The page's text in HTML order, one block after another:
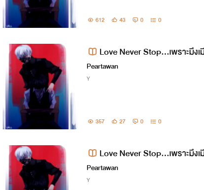
612 43 0 0
Love Never Stop...เพราะมึง
Peartawan
Y
357 27 0 0
Love Never Stop...เพราะมึง
Peartawan
Y